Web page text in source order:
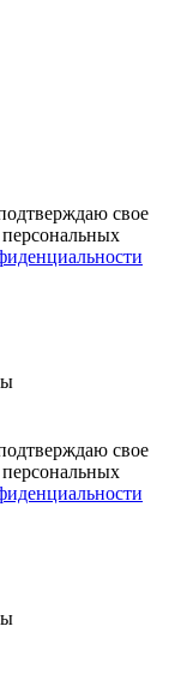
свое
персональных
свое
персональных